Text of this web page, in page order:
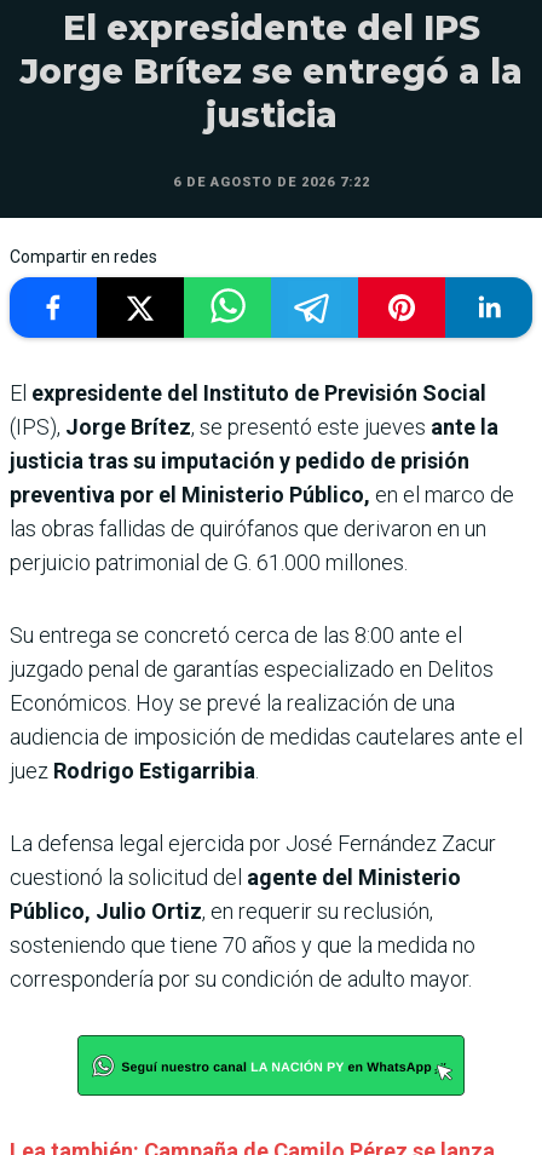
El expresidente del IPS
Jorge Brítez se entregó a la
justicia
6 DE AGOSTO DE 2026 7:22
Compartir en redes
El expresidente del Instituto de Previsión Social
(IPS), Jorge Brítez, se presentó este jueves ante la
justicia tras su imputación y pedido de prisión
preventiva por el Ministerio Público, en el marco de
las obras fallidas de quirófanos que derivaron en un
perjuicio patrimonial de G. 61.000 millones.
Su entrega se concretó cerca de las 8:00 ante el
juzgado penal de garantías especializado en Delitos
Económicos. Hoy se prevé la realización de una
audiencia de imposición de medidas cautelares ante el
juez Rodrigo Estigarribia.
La defensa legal ejercida por José Fernández Zacur
cuestionó la solicitud del agente del Ministerio
Público, Julio Ortiz, en requerir su reclusión,
sosteniendo que tiene 70 años y que la medida no
correspondería por su condición de adulto mayor.